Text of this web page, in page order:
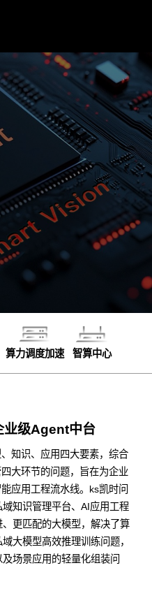
算力调度加速 智算中心
级Agent中台
知识、应用四大要素，综合
大环节的问题，旨在为企业
应用工程流水线。ks凯时问
知识管理平台、AI应用工程
更匹配的大模型，解决了算
大模型高效推理训练问题，
场景应用的轻量化组装问